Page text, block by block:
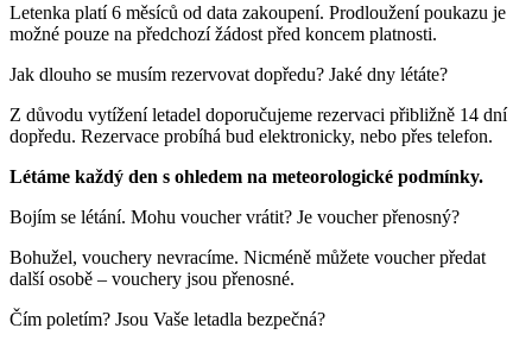
Letenka platí 6 měsíců od data zakoupení. Prodloužení poukazu je
možné pouze na předchozí žádost před koncem platnosti.
Jak dlouho se musím rezervovat dopředu? Jaké dny létáte?
Z důvodu vytížení letadel doporučujeme rezervaci přibližně 14 dní
dopředu. Rezervace probíhá bud elektronicky, nebo přes telefon.
Létáme každý den s ohledem na meteorologické podmínky.
Bojím se létání. Mohu voucher vrátit? Je voucher přenosný?
Bohužel, vouchery nevracíme. Nicméně můžete voucher předat
další osobě – vouchery jsou přenosné.
Čím poletím? Jsou Vaše letadla bezpečná?